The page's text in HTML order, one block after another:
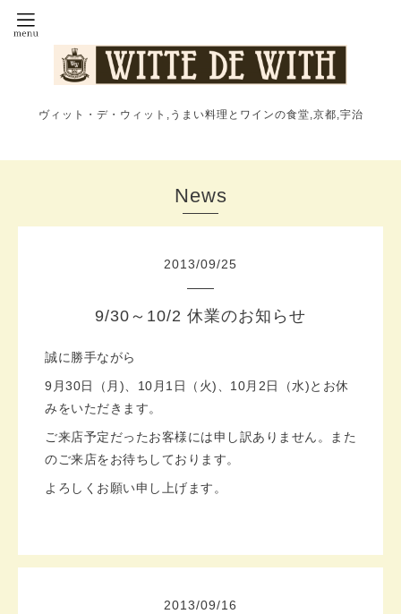
ヴィット・デ・ウィット,うまい料理とワインの食堂,京都,宇治
News
2013/09/25
9/30～10/2 休業のお知らせ
誠に勝手ながら
9月30日（月)、10月1日（火)、10月2日（水)とお休
みをいただきます。
ご来店予定だったお客様には申し訳ありません。また
のご来店をお待ちしております。
よろしくお願い申し上げます。
2013/09/16